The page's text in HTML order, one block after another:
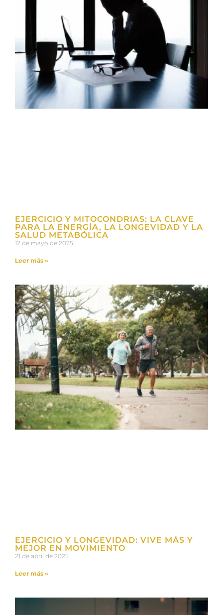
EJERCICIO Y MITOCONDRIAS: LA CLAVE
PARA LA ENERGÍA, LA LONGEVIDAD Y LA
SALUD METABÓLICA
12 de mayo de 2025
Leer más »
EJERCICIO Y LONGEVIDAD: VIVE MÁS Y
MEJOR EN MOVIMIENTO
21 de abril de 2025
Leer más »